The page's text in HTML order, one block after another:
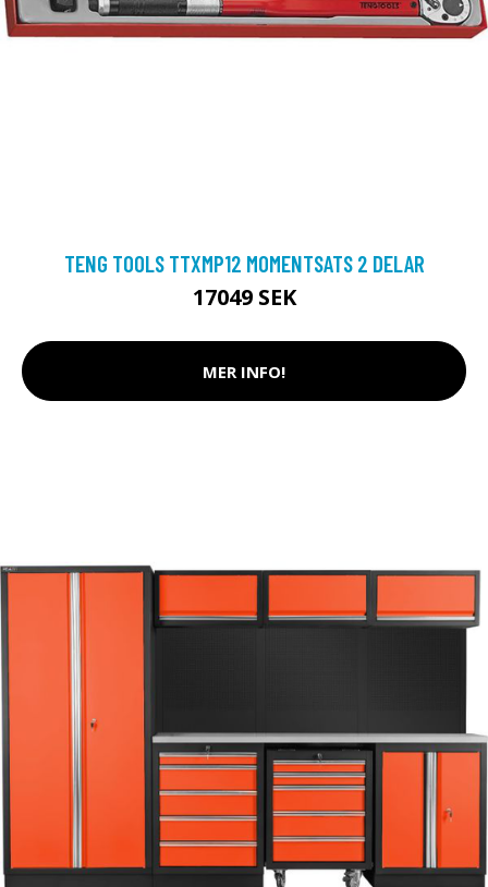
TENG TOOLS TTXMP12 MOMENTSATS 2 DELAR
17049 SEK
MER INFO!